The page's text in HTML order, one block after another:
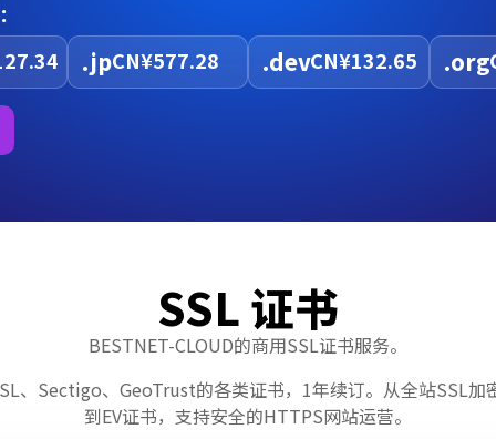
.jpCN¥577.28 .devCN¥132.65 .org
SSL 证书
BESTNET-CLOUD的商用SSL证书服务。
、Sectigo、GeoTrust的各类证书，1年续订。从全站SSL加
到EV证书，支持安全的HTTPS网站运营。